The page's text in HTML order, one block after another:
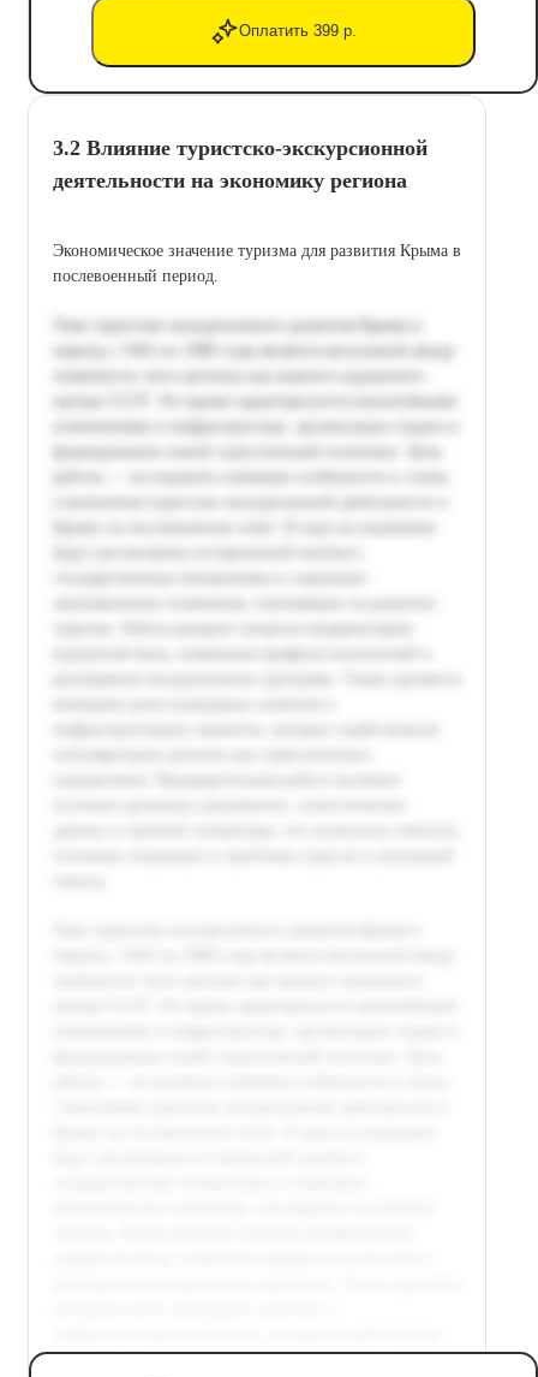
Оплатить 399 р.
3.2 Влияние туристско-экскурсионной
деятельности на экономику региона
Экономическое значение туризма для развития Крыма в
послевоенный период.